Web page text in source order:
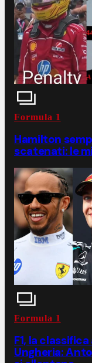
Formula 1
Hamilton
scatenati: le
Formula 1
F1, la
Ungheria: